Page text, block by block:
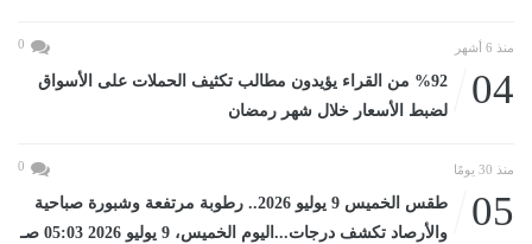
منذ 6 أشهر 0
04
%92 من القراء يؤيدون مطالب تكثيف الحملات على الأسواق
لضبط الأسعار خلال شهر رمضان
منذ 30 يومًا 0
05
طقس الخميس 9 يوليو 2026.. رطوبة مرتفعة وشبورة صباحية
والأرصاد تكشف درجات...اليوم الخميس، 9 يوليو 2026 05:03 صـ